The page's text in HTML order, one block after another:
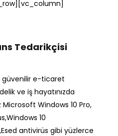
Tedarikçisi
güvenilir e-ticaret
ve iş hayatınızda
Microsoft Windows 10 Pro,
10
antivirüs gibi yüzlerce